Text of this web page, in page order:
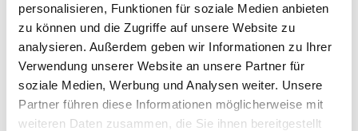
personalisieren, Funktionen für soziale Medien anbieten
zu können und die Zugriffe auf unsere Website zu
analysieren. Außerdem geben wir Informationen zu Ihrer
Verwendung unserer Website an unsere Partner für
soziale Medien, Werbung und Analysen weiter. Unsere
Partner führen diese Informationen möglicherweise mit
weiteren Daten zusammen, die Sie ihnen bereitgestellt
39020
Rabland
info@partschins.com
www.happichl.it
T+39 0473 967438